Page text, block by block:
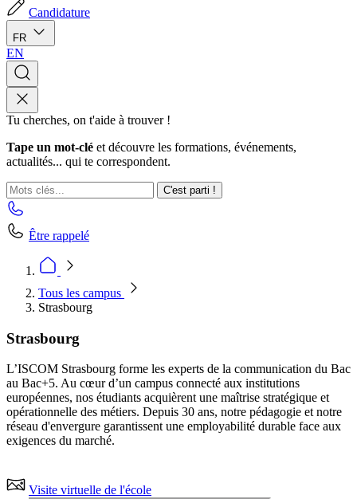
Candidature
FR
EN
Tu cherches, on t'aide à trouver !
Tape un mot-clé et découvre les formations, événements,
actualités... qui te correspondent.
C'est parti !
Être rappelé
Tous les campus
Strasbourg
Strasbourg
L’ISCOM Strasbourg forme les experts de la communication du Bac
au Bac+5. Au cœur d’un campus connecté aux institutions
européennes, nos étudiants acquièrent une maîtrise stratégique et
opérationnelle des métiers. Depuis 30 ans, notre pédagogie et notre
réseau d'envergure garantissent une employabilité durable face aux
exigences du marché.
Visite virtuelle de l'école